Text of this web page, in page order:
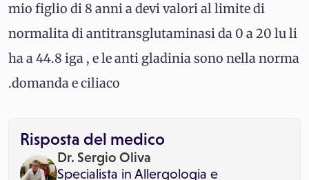
mio figlio di 8 anni a devi valori al limite di
normalita di antitransglutaminasi da 0 a 20 lu li
ha a 44.8 iga , e le anti gladinia sono nella norma
.domanda e ciliaco
Risposta del medico
Dr. Sergio Oliva
Specialista in Allergologia e